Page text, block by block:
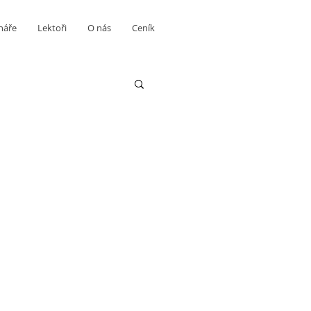
Lektoři O nás Ceník